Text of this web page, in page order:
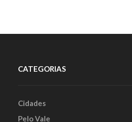
CATEGORIAS
Cidades
Pelo Vale